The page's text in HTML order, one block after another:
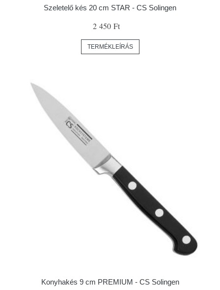
Szeletelő kés 20 cm STAR - CS Solingen
2 450 Ft
TERMÉKLEÍRÁS
Konyhakés 9 cm PREMIUM - CS Solingen